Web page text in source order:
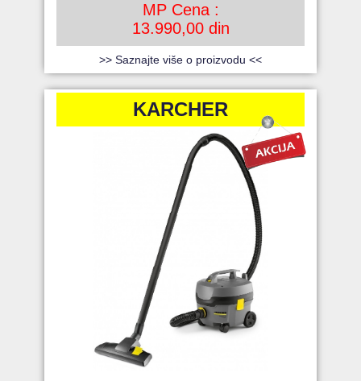
MP Cena :
13.990,00 din
>> Saznajte više o proizvodu <<
KARCHER